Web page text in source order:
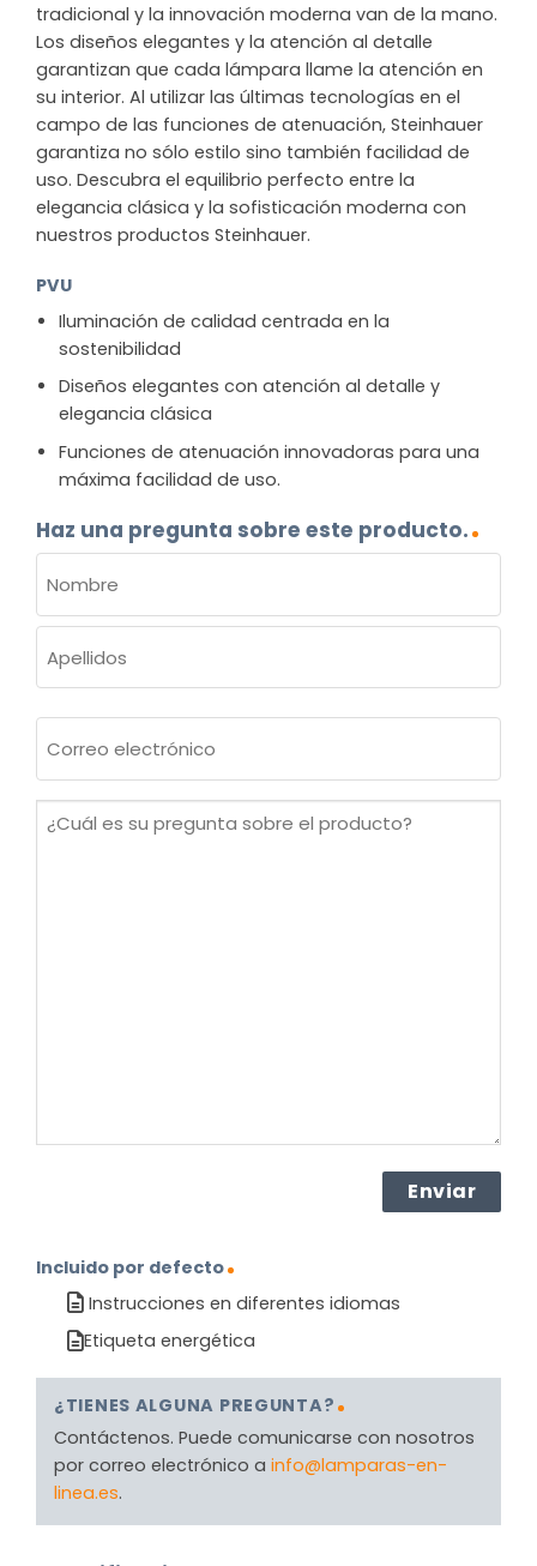
tradicional y la innovación moderna van de la mano.
Los diseños elegantes y la atención al detalle
garantizan que cada lámpara llame la atención en
su interior. Al utilizar las últimas tecnologías en el
campo de las funciones de atenuación, Steinhauer
garantiza no sólo estilo sino también facilidad de
uso. Descubra el equilibrio perfecto entre la
elegancia clásica y la sofisticación moderna con
nuestros productos Steinhauer.
PVU
Iluminación de calidad centrada en la
sostenibilidad
Diseños elegantes con atención al detalle y
elegancia clásica
Funciones de atenuación innovadoras para una
máxima facilidad de uso.
Haz una pregunta sobre este producto.
(OBLIGATORIO)
Nombre
electrónico
¿Cuál
Incluido por defecto
Instrucciones en diferentes idiomas
Etiqueta energética
¿TIENES ALGUNA PREGUNTA?
Contáctenos. Puede comunicarse con nosotros
por correo electrónico a info@lamparas-en-
linea.es.